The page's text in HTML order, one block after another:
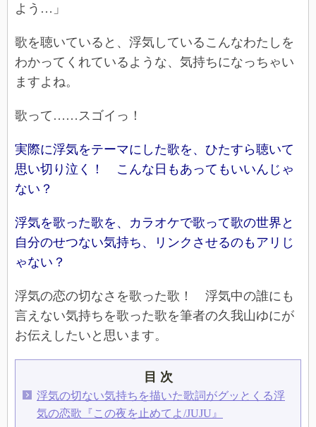
よう…」
歌を聴いていると、浮気しているこんなわたしを
わかってくれているような、気持ちになっちゃい
ますよね。
歌って……スゴイっ！
実際に浮気をテーマにした歌を、ひたすら聴いて
思い切り泣く！ こんな日もあってもいいんじゃ
ない？
浮気を歌った歌を、カラオケで歌って歌の世界と
自分のせつない気持ち、リンクさせるのもアリじ
ゃない？
浮気の恋の切なさを歌った歌！ 浮気中の誰にも
言えない気持ちを歌った歌を筆者の久我山ゆにが
お伝えしたいと思います。
目 次
浮気の切ない気持ちを描いた歌詞がグッとくる浮
気の恋歌『この夜を止めてよ/JUJU』